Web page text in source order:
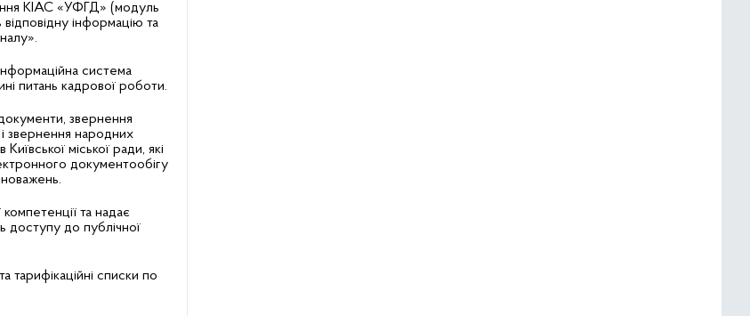
КІАС «УФГД» (модуль
інформацію та
система
питань кадрової роботи.
звернення
і звернення народних
Київської міської ради, які
документообігу
та надає
доступу до публічної
тарифікаційні списки по